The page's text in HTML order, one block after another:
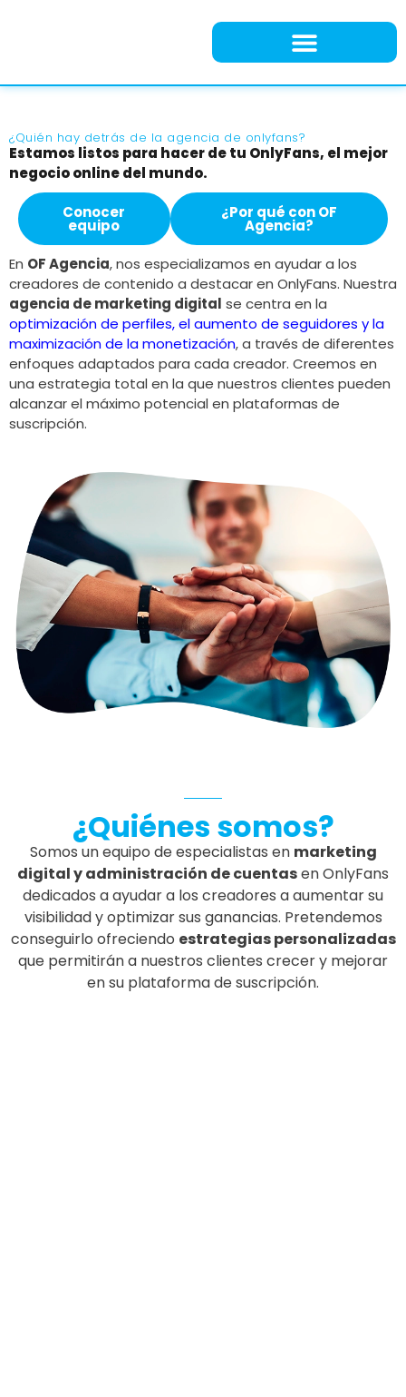
¿Quién hay detrás de la agencia de onlyfans?
Estamos listos para hacer de tu OnlyFans, el mejor
negocio online del mundo.
Conocer
equipo
¿Por qué con OF
Agencia?
En OF Agencia, nos especializamos en ayudar a los
creadores de contenido a destacar en OnlyFans. Nuestra
agencia de marketing digital se centra en la
optimización de perfiles, el aumento de seguidores y la
maximización de la monetización, a través de diferentes
enfoques adaptados para cada creador. Creemos en
una estrategia total en la que nuestros clientes pueden
alcanzar el máximo potencial en plataformas de
suscripción.
¿Quiénes somos?
Somos un equipo de especialistas en marketing
digital y administración de cuentasen OnlyFans
dedicados a ayudar a los creadores a aumentar su
visibilidad y optimizar sus ganancias. Pretendemos
conseguirlo ofreciendo estrategias personalizadas
que permitirán a nuestros clientes crecer y mejorar
en su plataforma de suscripción.